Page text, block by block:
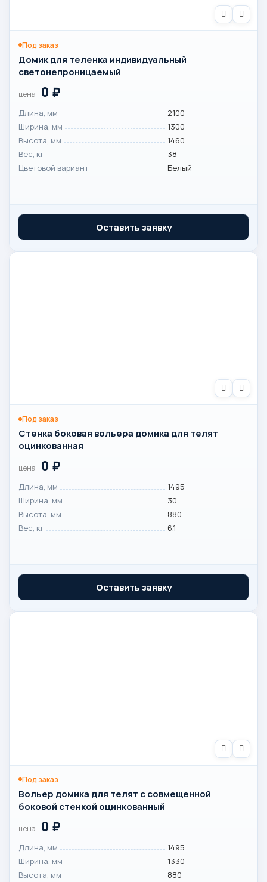
Под заказ
Домик для теленка индивидуальный
светонепроницаемый
цена 0 ₽
Длина, мм
2100
Ширина, мм
1300
Высота, мм
1460
Вес, кг
38
Цветовой вариант
Белый
Оставить заявку
Под заказ
Стенка боковая вольера домика для телят
оцинкованная
цена 0 ₽
Длина, мм
1495
Ширина, мм
30
Высота, мм
880
Вес, кг
6.1
Оставить заявку
Под заказ
Вольер домика для телят с совмещенной
боковой стенкой оцинкованный
цена 0 ₽
Длина, мм
1495
Ширина, мм
1330
Высота, мм
880